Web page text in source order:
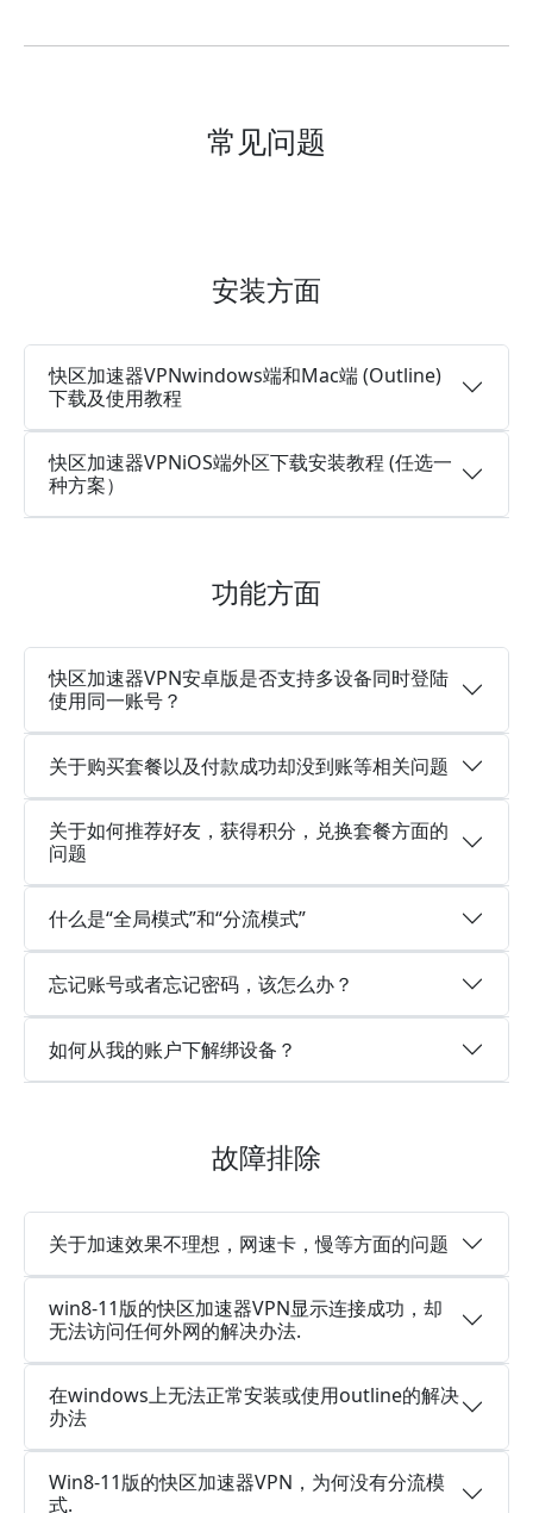
常见问题
安装方面
快区加速器VPNwindows端和Mac端 (Outline)
下载及使用教程
快区加速器VPNiOS端外区下载安装教程 (任选一
种方案）
功能方面
快区加速器VPN安卓版是否支持多设备同时登陆
使用同一账号？
关于购买套餐以及付款成功却没到账等相关问题
关于如何推荐好友，获得积分，兑换套餐方面的
问题
什么是“全局模式”和“分流模式”
忘记账号或者忘记密码，该怎么办？
如何从我的账户下解绑设备？
故障排除
关于加速效果不理想，网速卡，慢等方面的问题
win8-11版的快区加速器VPN显示连接成功，却
无法访问任何外网的解决办法.
在windows上无法正常安装或使用outline的解决
办法
Win8-11版的快区加速器VPN，为何没有分流模
式.